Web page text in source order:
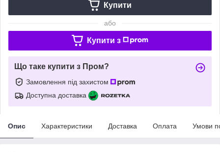
Купити
або
Купити з
Що таке купити з Пром?
Замовлення під захистом
Доступна доставка
Опис Характеристики Доставка Оплата Умови